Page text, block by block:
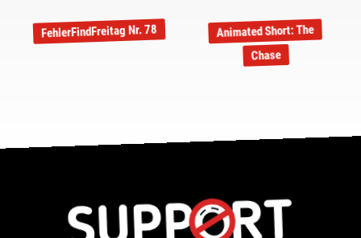
FehlerFindFreitag Nr. 78 Animated Short: The
Chase